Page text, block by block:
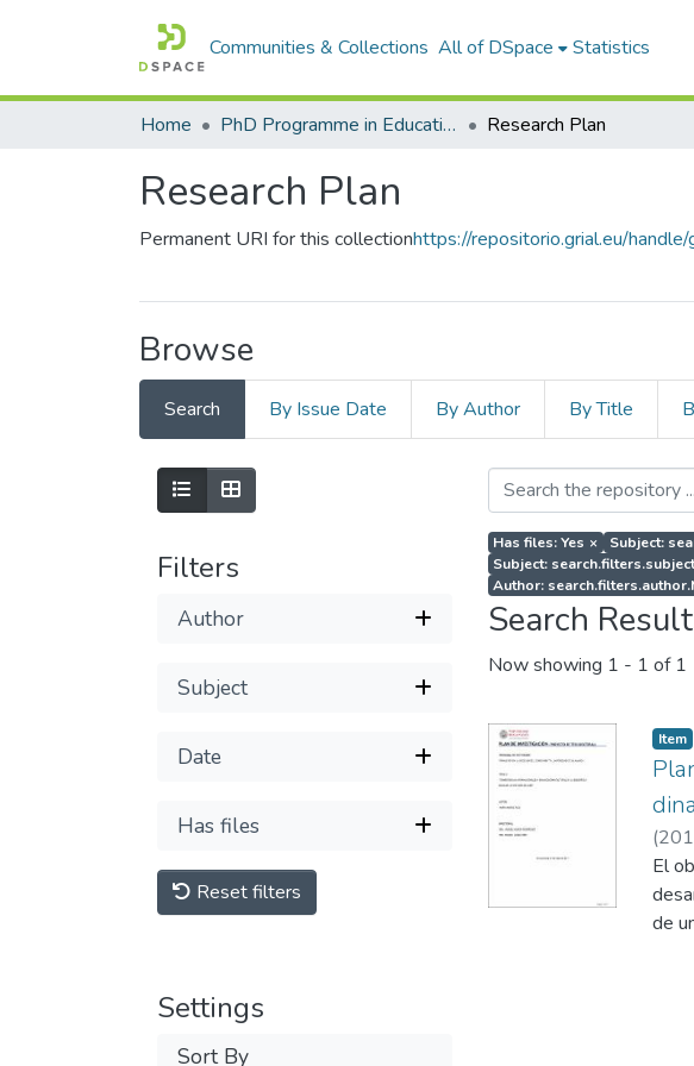
Communities & Collections All of DSpace Statistics
Home PhD Programme in Education in the Knowledge Society Research Plan
Research Plan
Permanent URI for this collectionhttps://repositorio.grial.eu/
Browse
Search By Issue Date By Author By Title
Filters
Author
Subject
Date
Has files
Reset filters
Settings
Sort By
Has files: Yes × Subject:
Subject:
Author:
Search
Now showing 1 - 1 of 1
Item
(
El
de